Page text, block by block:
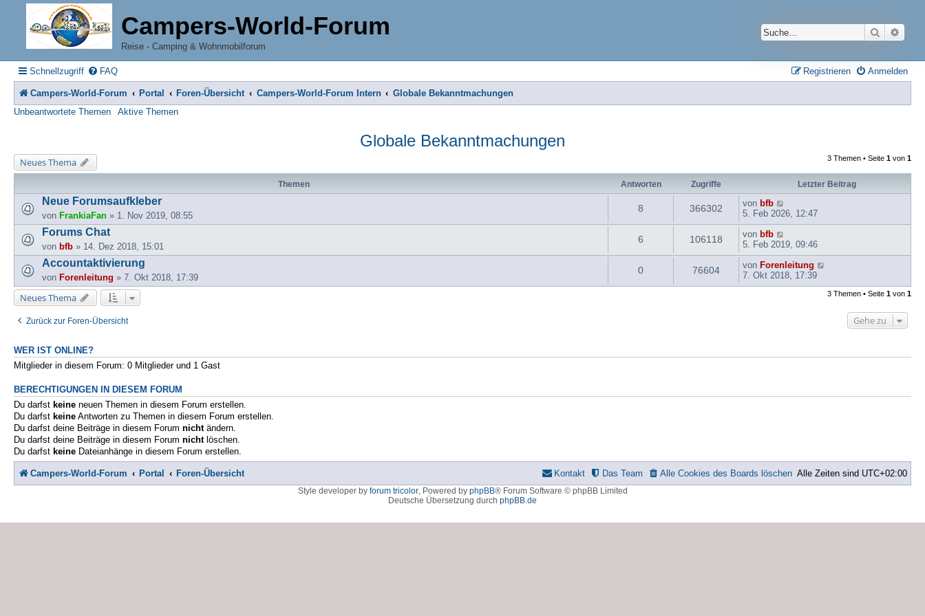
Campers-World-Forum
Reise - Camping & Wohnmobilforum
Suche
Schnellzugriff FAQ Anmelden
Registrieren
Campers-World-Forum Portal Foren-Übersicht Campers-World-Forum Intern
Globale Bekanntmachungen
Unbeantwortete Themen
Aktive Themen
Globale Bekanntmachungen
Neues Thema 3 Themen • Seite 1 von 1
Themen Antworten Zugriffe Letzter Beitrag
Neue Forumsaufkleber
von FrankiaFan » 1. Nov 2019, 08:55
8 366302 von bfb
5. Feb 2026, 12:47
Forums Chat
von bfb » 14. Dez 2018, 15:01
6 106118 von bfb
5. Feb 2019, 09:46
Accountaktivierung
von Forenleitung » 7. Okt 2018, 17:39
0 76604 von Forenleitung
7. Okt 2018, 17:39
Neues Thema 3 Themen • Seite 1 von 1
Zurück zur Foren-Übersicht Gehe zu
WER IST ONLINE?
Mitglieder in diesem Forum: 0 Mitglieder und 1 Gast
BERECHTIGUNGEN IN DIESEM FORUM
Du darfst keine neuen Themen in diesem Forum erstellen.
Du darfst keine Antworten zu Themen in diesem Forum erstellen.
Du darfst deine Beiträge in diesem Forum nichtändern.
Du darfst deine Beiträge in diesem Forum nichtlöschen.
Du darfst keine Dateianhänge in diesem Forum erstellen.
Campers-World-Forum Portal Foren-Übersicht Alle Zeiten sind UTC+02:00
Alle Cookies des Boards löschen
Das Team
Kontakt
Style developer by forum tricolor, Powered by phpBB® Forum Software © phpBB Limited
Deutsche Übersetzung durch phpBB.de